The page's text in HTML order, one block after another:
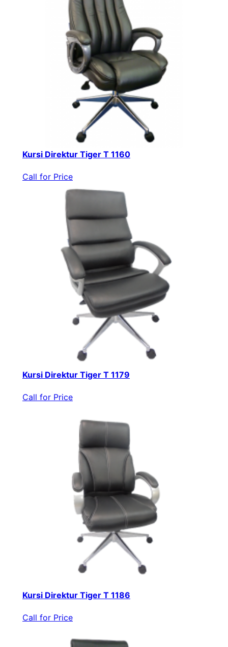
Kursi Direktur Tiger T 1160
Call for Price
Kursi Direktur Tiger T 1179
Call for Price
Kursi Direktur Tiger T 1186
Call for Price